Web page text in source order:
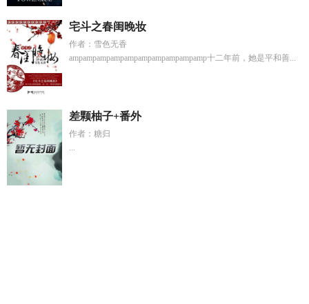
宅斗之春闺晚妆
作者：雪色无香
ampampampampampampampampampamp十二年前，她是平和善...
差颗柚子+番外
作者：糖归
...